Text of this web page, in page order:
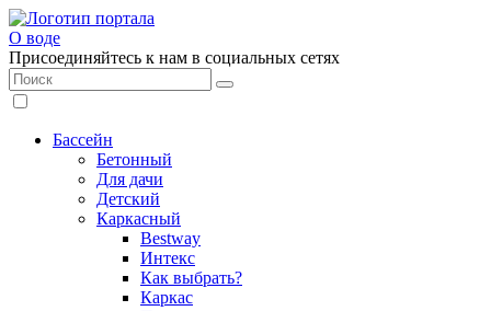
О воде
Присоединяйтесь к нам в социальных сетях
Бассейн
Бетонный
Для дачи
Детский
Каркасный
Bestway
Интекс
Как выбрать?
Каркас